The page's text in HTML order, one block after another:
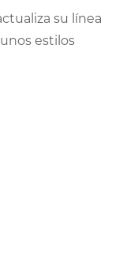
su línea
estilos